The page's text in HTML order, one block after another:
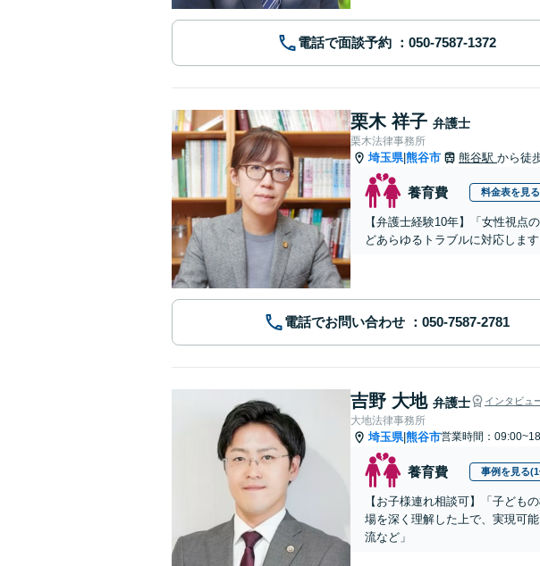
電話で面談予約
栗木 祥子 弁護士
栗木法律事務所
埼玉県|熊谷市 熊谷駅 から徒
養育費 料金表を見る
【弁護士経験10年】「女性視点
どあらゆるトラブルに対応しま
電話でお問い合わせ
吉野 大地 弁護士 インタビュ
大地法律事務所
埼玉県|熊谷市営業時間：
養育費 事例を見る
【お子様連れ相談可】「子ども
場を深く理解した上で、実現可
流など」